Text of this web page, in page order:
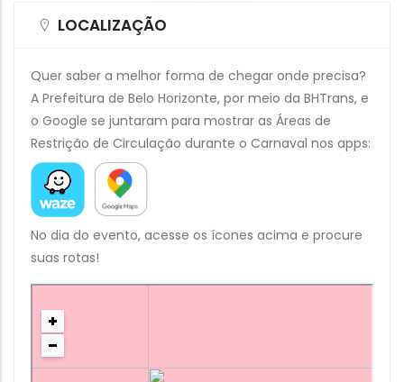
LOCALIZAÇÃO
Quer saber a melhor forma de chegar onde precisa?
A Prefeitura de Belo Horizonte, por meio da BHTrans, e
o Google se juntaram para mostrar as Áreas de
Restrição de Circulação durante o Carnaval nos apps:
No dia do evento, acesse os ícones acima e procure
suas rotas!